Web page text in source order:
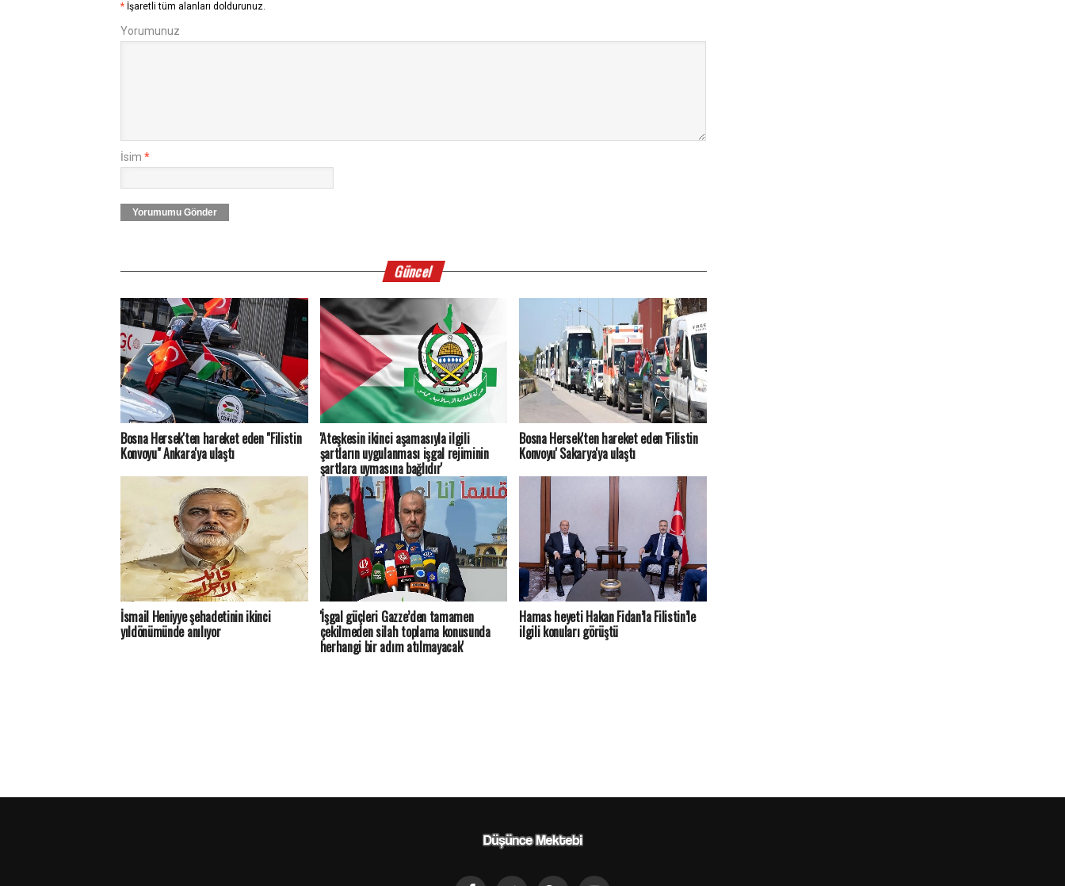
* İşaretli tüm alanları doldurunuz.
Yorumunuz
İsim *
Yorumumu Gönder
Güncel
Bosna Hersek'ten hareket eden "Filistin
Konvoyu" Ankara'ya ulaştı
'Ateşkesin ikinci aşamasıyla ilgili
şartların uygulanması işgal rejiminin
şartlara uymasına bağlıdır'
Bosna Hersek'ten hareket eden 'Filistin
Konvoyu' Sakarya'ya ulaştı
İsmail Heniyye şehadetinin ikinci
yıldönümünde anılıyor
'İşgal güçleri Gazze’den tamamen
çekilmeden silah toplama konusunda
herhangi bir adım atılmayacak'
Hamas heyeti Hakan Fidan’la Filistin’le
ilgili konuları görüştü